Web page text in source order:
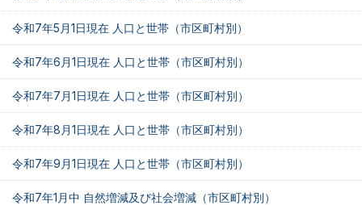
令和7年5月1日現在 人口と世帯（市区町村別）
令和7年6月1日現在 人口と世帯（市区町村別）
令和7年7月1日現在 人口と世帯（市区町村別）
令和7年8月1日現在 人口と世帯（市区町村別）
令和7年9月1日現在 人口と世帯（市区町村別）
令和7年1月中 自然増減及び社会増減（市区町村別）